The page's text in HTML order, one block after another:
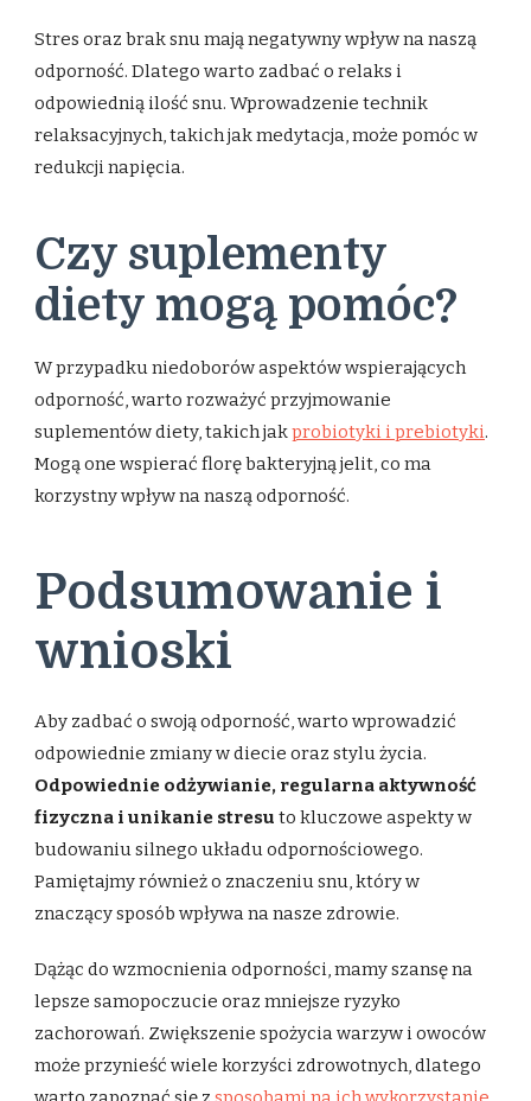
Stres oraz brak snu mają negatywny wpływ na naszą
odporność. Dlatego warto zadbać o relaks i
odpowiednią ilość snu. Wprowadzenie technik
relaksacyjnych, takich jak medytacja, może pomóc w
redukcji napięcia.
Czy suplementy
diety mogą pomóc?
W przypadku niedoborów aspektów wspierających
odporność, warto rozważyć przyjmowanie
suplementów diety, takich jakprobiotyki i prebiotyki.
Mogą one wspierać florę bakteryjną jelit, co ma
korzystny wpływ na naszą odporność.
Podsumowanie i
wnioski
Aby zadbać o swoją odporność, warto wprowadzić
odpowiednie zmiany w diecie oraz stylu życia.
Odpowiednie odżywianie, regularna aktywność
fizyczna i unikanie stresu to kluczowe aspekty w
budowaniu silnego układu odpornościowego.
Pamiętajmy również o znaczeniu snu, który w
znaczący sposób wpływa na nasze zdrowie.
Dążąc do wzmocnienia odporności, mamy szansę na
lepsze samopoczucie oraz mniejsze ryzyko
zachorowań. Zwiększenie spożycia warzyw i owoców
może przynieść wiele korzyści zdrowotnych, dlatego